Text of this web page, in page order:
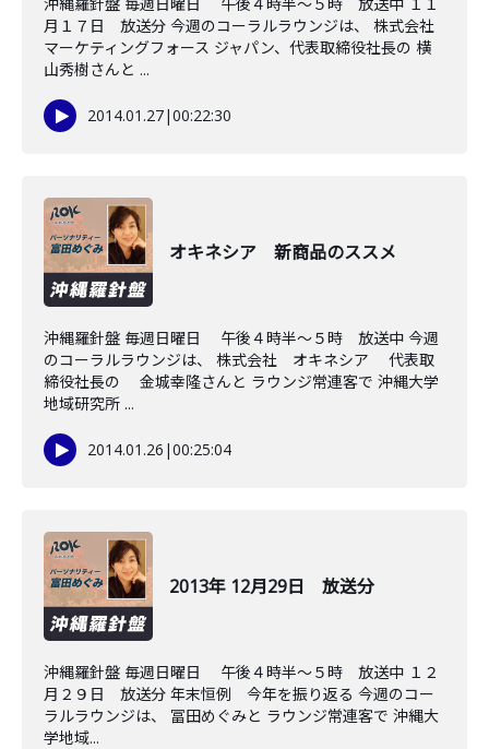
月１７日 放送分 今週のコーラルラウンジは、 株式会社
マーケティングフォース ジャパン、代表取締役社長の 横
山秀樹さんと ...
2014.01.27|00:22:30
オキネシア 新商品のススメ
沖縄羅針盤 毎週日曜日 午後４時半～５時 放送中 今週
のコーラルラウンジは、 株式会社 オキネシア 代表取
締役社長の 金城幸隆さんと ラウンジ常連客で 沖縄大学
地域研究所 ...
2014.01.26 |00:25:04
2013年 12月29日 放送分
沖縄羅針盤 毎週日曜日 午後４時半～５時 放送中 １２
月２９日 放送分 年末恒例 今年を振り返る 今週のコー
ラルラウンジは、 冨田めぐみと ラウンジ常連客で 沖縄大
学地域...